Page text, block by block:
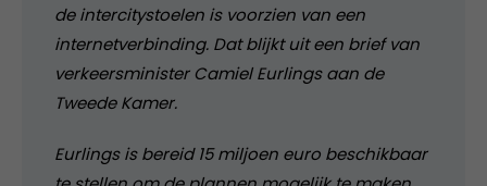
de intercitystoelen is voorzien van een
internetverbinding. Dat blijkt uit een brief van
verkeersminister Camiel Eurlings aan de
Tweede Kamer.
Eurlings is bereid 15 miljoen euro beschikbaar